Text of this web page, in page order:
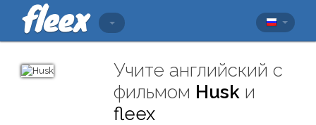
Учите английский с
фильмом Husk и
fleex